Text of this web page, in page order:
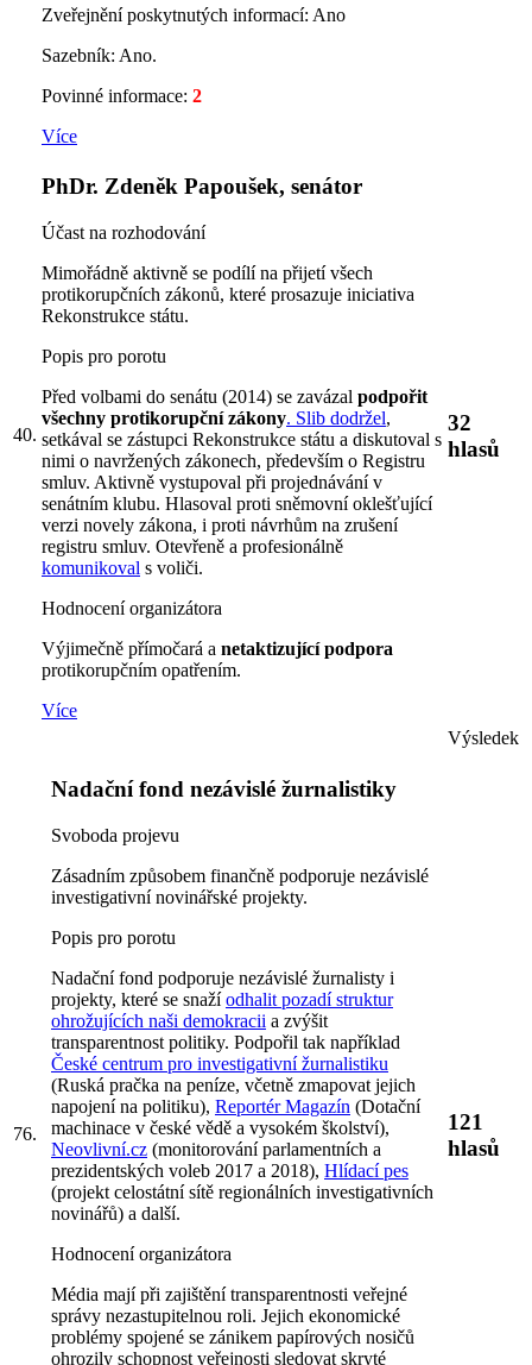
Zveřejnění poskytnutých informací: Ano
Sazebník: Ano.
Povinné informace: 2
Více
40.
PhDr. Zdeněk Papoušek, senátor
Účast na rozhodování
Mimořádně aktivně se podílí na přijetí všech
protikorupčních zákonů, které prosazuje iniciativa
Rekonstrukce státu.
Popis pro porotu
Před volbami do senátu (2014) se zavázal podpořit
všechny protikorupční zákony. Slib dodržel,
setkával se zástupci Rekonstrukce státu a diskutoval s
nimi o navržených zákonech, především o Registru
smluv. Aktivně vystupoval při projednávání v
senátním klubu. Hlasoval proti sněmovní oklešťující
verzi novely zákona, i proti návrhům na zrušení
registru smluv. Otevřeně a profesionálně
komunikoval s voliči.
Hodnocení organizátora
Výjimečně přímočará a netaktizující podpora
protikorupčním opatřením.
Více
32
hlasů
Výsledek
76.
Nadační fond nezávislé žurnalistiky
Svoboda projevu
Zásadním způsobem finančně podporuje nezávislé
investigativní novinářské projekty.
Popis pro porotu
Nadační fond podporuje nezávislé žurnalisty i
projekty, které se snažíodhalit pozadí struktur
ohrožujících naši demokracii a zvýšit
transparentnost politiky. Podpořil tak například
České centrum pro investigativní žurnalistiku
(Ruská pračka na peníze, včetně zmapovat jejich
napojení na politiku), Reportér Magazín (Dotační
machinace v české vědě a vysokém školství),
Neovlivní.cz (monitorování parlamentních a
prezidentských voleb 2017 a 2018), Hlídací pes
(projekt celostátní sítě regionálních investigativních
novinářů) a další.
Hodnocení organizátora
Média mají při zajištění transparentnosti veřejné
správy nezastupitelnou roli. Jejich ekonomické
problémy spojené se zánikem papírových nosičů
ohrozily schopnost veřejnosti sledovat skryté
121
hlasů